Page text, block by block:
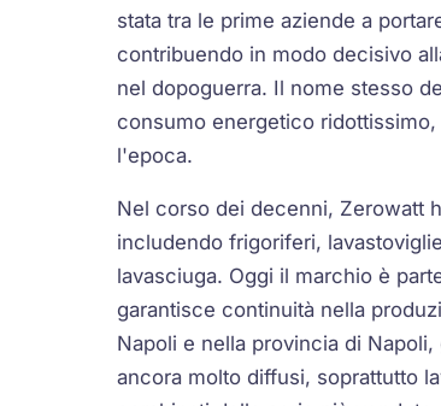
stata tra le prime aziende a
contribuendo in modo decisivo
nel dopoguerra. Il nome stesso
consumo energetico
l'epoca.
Nel corso dei decenni, Zerowatt
includendo frigoriferi,
lavasciuga. Oggi il marchio è
garantisce continuità nella
Napoli e nella provincia di
ancora molto diffusi, soprattutto